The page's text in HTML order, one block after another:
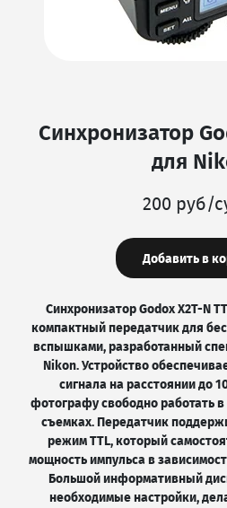
Синхронизатор
для
200 руб/
Добавить в
Синхронизатор Godox X2T-N
компактный передатчик для
вспышками, разработанный
Nikon. Устройство
сигнала на расстоянии до
фотографу свободно работать
съемках. Передатчик
режим TTL, который
мощность импульса в
Большой информативный
необходимые настройки,